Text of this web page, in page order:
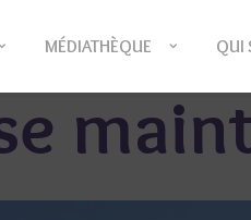
MÉDIATHÈQUE QUI